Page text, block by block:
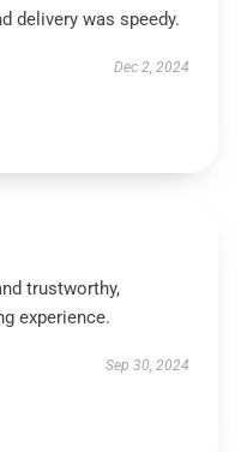
delivery was speedy.
Dec 2, 2024
trustworthy,
experience.
Sep 30, 2024